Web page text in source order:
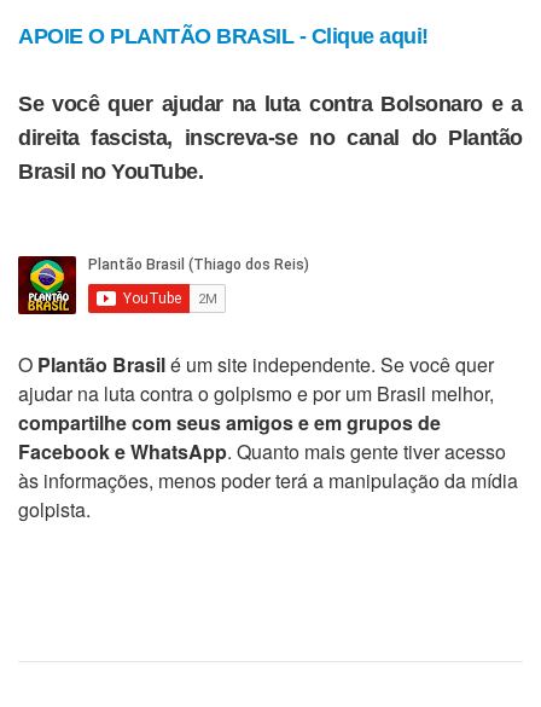
APOIE O PLANTÃO BRASIL - Clique aqui!
Se você quer ajudar na luta contra Bolsonaro e a
direita fascista, inscreva-se no canal do Plantão
Brasil no YouTube.
O Plantão Brasilé um site independente. Se você quer
ajudar na luta contra o golpismo e por um Brasil melhor,
compartilhe com seus amigos e em grupos de
Facebook e WhatsApp. Quanto mais gente tiver acesso
às informações, menos poder terá a manipulação da mídia
golpista.